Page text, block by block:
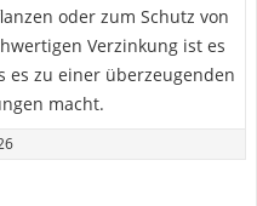
oder zum Schutz von
Verzinkung ist es
es zu einer überzeugenden
macht.